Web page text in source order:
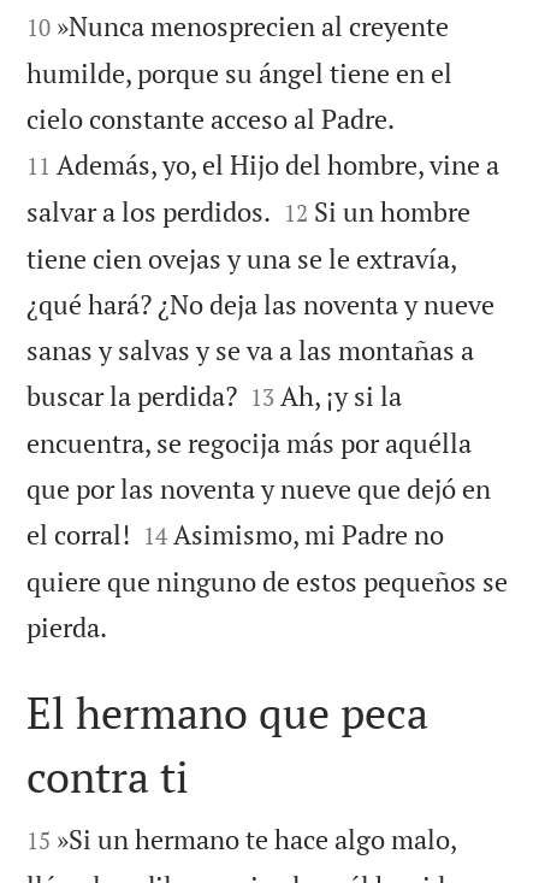


10 »Nunca menosprecien al creyente
humilde, porque su ángel tiene en el
cielo constante acceso al Padre.
11 Además, yo, el Hijo del hombre, vine a
salvar a los perdidos. 

12 Si un hombre
tiene cien ovejas y una se le extravía,
¿qué hará? ¿No deja las noventa y nueve
sanas y salvas y se va a las montañas a
buscar la perdida?
13 Ah, ¡y si la
encuentra, se regocija más por aquélla
que por las noventa y nueve que dejó en
el corral! 

14 Asimismo, mi Padre no
quiere que ninguno de estos pequeños se
pierda.

El hermano que peca
contra ti

15 »Si un hermano te hace algo malo,